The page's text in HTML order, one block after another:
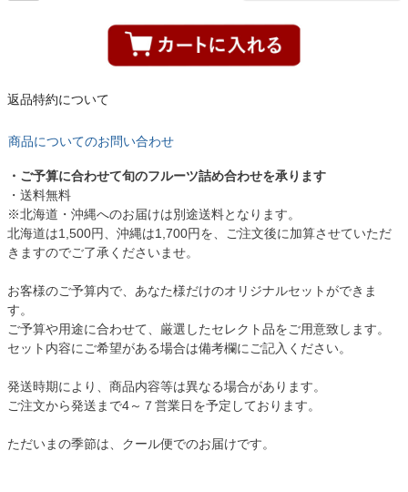
返品特約について
商品についてのお問い合わせ
・ご予算に合わせて旬のフルーツ詰め合わせを承ります
・送料無料
※北海道・沖縄へのお届けは別途送料となります。
北海道は1,500円、沖縄は1,700円を、ご注文後に加算させていただ
きますのでご了承くださいませ。
お客様のご予算内で、あなた様だけのオリジナルセットができま
す。
ご予算や用途に合わせて、厳選したセレクト品をご用意致します。
セット内容にご希望がある場合は備考欄にご記入ください。
発送時期により、商品内容等は異なる場合があります。
ご注文から発送まで4～７営業日を予定しております。
ただいまの季節は、クール便でのお届けです。